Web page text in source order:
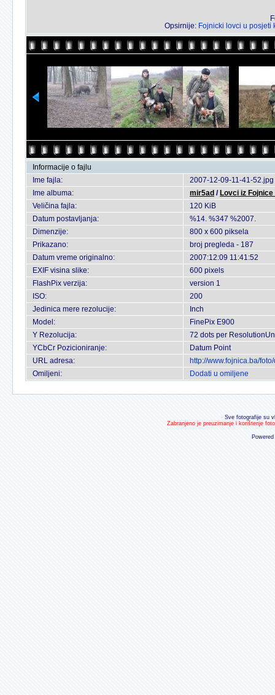
Opsirnije: Fojnicki lovci u posjeti
Informacije o fajlu
Ime fajla:
2007-12-09-11-41-52.jpg
Ime albuma:
mir5ad / Lovci iz
Veličina fajla:
120 KiB
Datum postavljanja:
%14. %347 %2007.
Dimenzije:
800 x 600 piksela
Prikazano:
broj pregleda - 187
Datum vreme originalno:
2007:12:09 11:41:52
EXIF visina slike:
600 pixels
FlashPix verzija:
version 1
ISO:
200
Jedinica mere rezolucije:
Inch
Model:
FinePix E900
Y Rezolucija:
72 dots per
YCbCr Pozicioniranje:
Datum Point
URL adresa:
http://www.fojnica.ba/
Omiljeni:
Dodati u omiljene
Sve fotografije su
Zabranjeno je preuzimanje i korištenje